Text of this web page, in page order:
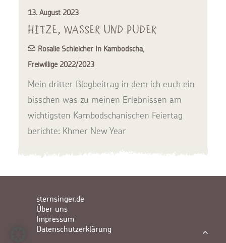
13. August 2023
Hitze, Wasser und Puder
Rosalie Schleicher In Kambodscha,
Freiwillige 2022/2023
Mein dritter Blogbeitrag in dem ich euch ein
bisschen was zu meinen Erlebnissen am
wichtigsten Kambodschanischen Feiertag
berichte: Khmer New Year
sternsinger.de
Über uns
Impressum
Datenschutzerklärung